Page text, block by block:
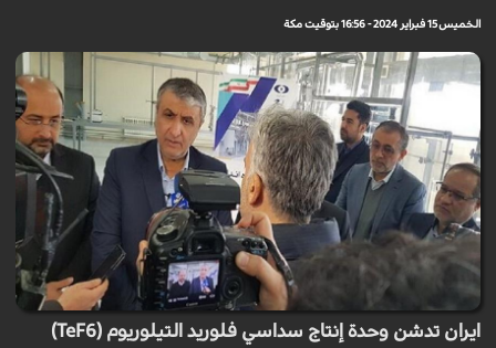
الخميس 15 فبراير 2024 - 16:56 بتوقيت مكة
ايران تدشن وحدة إنتاج سداسي فلوريد التيلوريوم (TeF6)